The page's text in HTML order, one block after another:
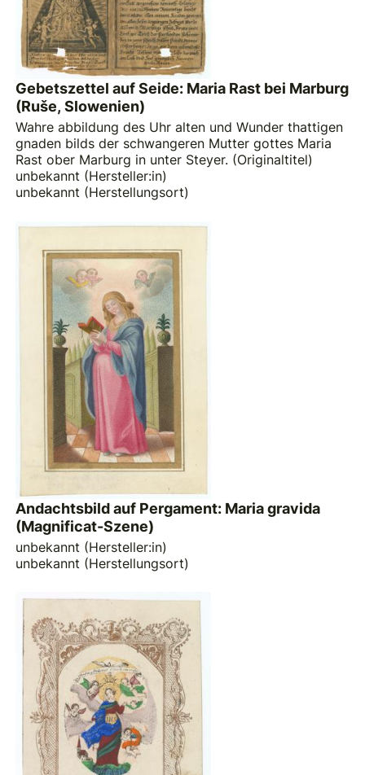
Gebetszettel auf Seide: Maria Rast bei Marburg
(Ruše, Slowenien)
Wahre abbildung des Uhr alten und Wunder thattigen
gnaden bilds der schwangeren Mutter gottes Maria
Rast ober Marburg in unter Steyer. (Originaltitel)
unbekannt (Hersteller:in)
unbekannt (Herstellungsort)
Andachtsbild auf Pergament: Maria gravida
(Magnificat-Szene)
unbekannt (Hersteller:in)
unbekannt (Herstellungsort)